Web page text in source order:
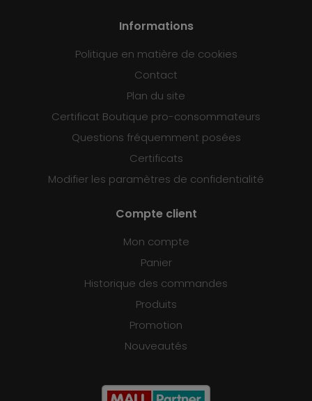
Informations
Politique en matière de cookies
Contact
Plan du site
Certificat Boutique pro-consommateurs
Questions fréquemment posées
Certificats
Modifier les paramètres de confidentialité
Compte client
Mon compte
Panier
Historique des commandes
Produits
Promotion
Nouveautés